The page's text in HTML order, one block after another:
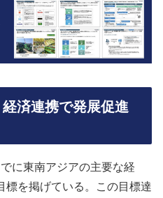
済連携で発展促進
に東南アジアの主要な経
標を掲げている。この目標達